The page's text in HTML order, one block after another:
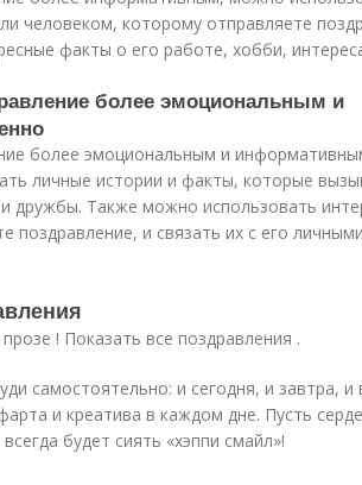
человеком, которому отправляете
факты о его работе, хобби,
более эмоциональным и
более эмоциональным и
личные истории и факты, которые
дружбы. Также можно использовать
поздравление, и связать их с его
! Показать все поздравления .
самостоятельно: и сегодня, и завтра, и
и креатива в каждом дне. Пусть
будет сиять «хэппи смайл»!